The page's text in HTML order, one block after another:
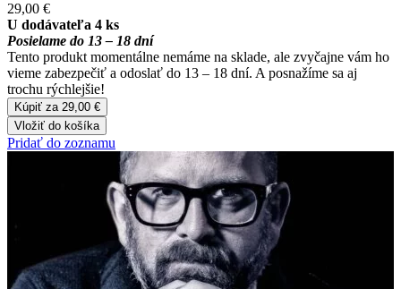
29,00 €
U dodávateľa 4 ks
Posielame do 13 – 18 dní
Tento produkt momentálne nemáme na sklade, ale zvyčajne vám ho
vieme zabezpečiť a odoslať do 13 – 18 dní. A posnažíme sa aj
trochu rýchlejšie!
Kúpiť za 29,00 €
Vložiť do košíka
Pridať do zoznamu